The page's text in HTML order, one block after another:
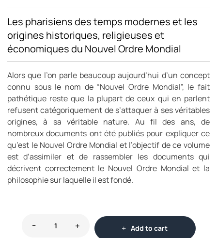
Les pharisiens des temps modernes et les
origines historiques, religieuses et
économiques du Nouvel Ordre Mondial
Alors que l’on parle beaucoup aujourd’hui d’un concept
connu sous le nom de “Nouvel Ordre Mondial”, le fait
pathétique reste que la plupart de ceux qui en parlent
refusent catégoriquement de s’attaquer à ses véritables
origines, à sa véritable nature. Au fil des ans, de
nombreux documents ont été publiés pour expliquer ce
qu’est le Nouvel Ordre Mondial et l’objectif de ce volume
est d’assimiler et de rassembler les documents qui
décrivent correctement le Nouvel Ordre Mondial et la
philosophie sur laquelle il est fondé.
Add to cart